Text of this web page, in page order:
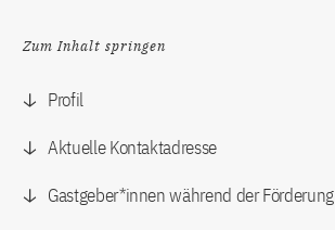
Zum Inhalt springen
Profil
Aktuelle Kontaktadresse
Gastgeber*innen während der Förderung